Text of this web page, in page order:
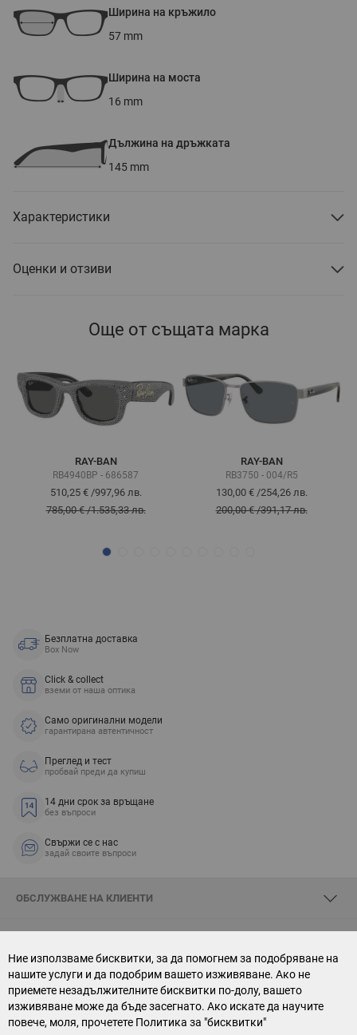
Ние използваме бисквитки, за да помогнем за подобряване на
нашите услуги и да подобрим вашето изживяване. Ако не
приемете незадължителните бисквитки по-долу, вашето
изживяване може да бъде засегнато. Ако искате да научите
повече, моля, прочетете Политика за "бисквитки"
Ширина на кръжило
57 mm
Ширина на моста
16 mm
Дължина на дръжката
145 mm
Характеристики
Оценки и отзиви
Още от същата марка
RAY-BAN
RB4940BP - 686587
510,25 €/997,96 лв.
785,00 €/1.535,33 лв.
RAY-BAN
RB3750 - 004/R5
130,00 €/254,26 лв.
200,00 €/391,17 лв.
Безплатна доставка
Box Now
Click & collect
вземи от наша оптика
Само оригинални модели
гарантирана автентичност
Преглед и тест
пробвай преди да купиш
14 дни срок за връщане
без въпроси
Свържи се с нас
задай своите въпроси
ОБСЛУЖВАНЕ НА КЛИЕНТИ
СВЪРЖИ СЕ С НАС
АБОНАМЕНТ ЗА БЮЛЕТИН